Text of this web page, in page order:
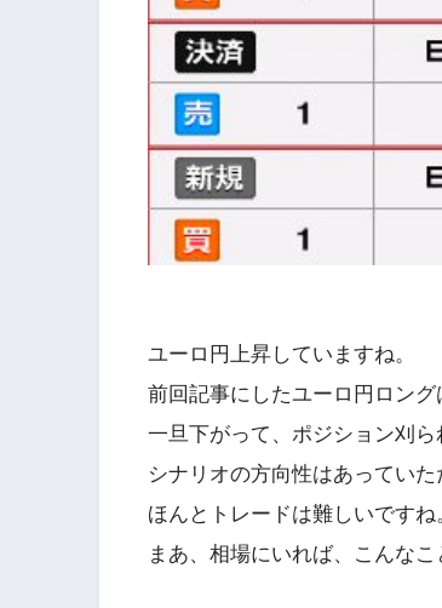
ユーロ円上昇していますね。
前回記事にしたユーロ円ロング
一旦下がって、ポジション刈ら
シナリオの方向性はあっていた
ほんとトレードは難しいですね
まあ、相場にいれば、こんな